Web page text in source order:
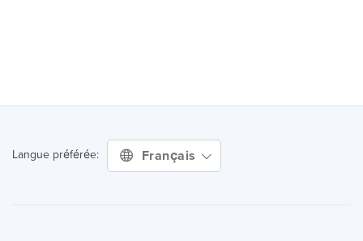
Langue préférée: Français